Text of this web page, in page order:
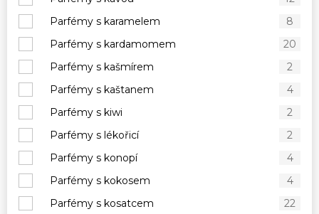
Parfémy s karamelem
8
Parfémy s kardamomem
20
Parfémy s kašmírem
2
Parfémy s kaštanem
4
Parfémy s kiwi
2
Parfémy s lékořicí
2
Parfémy s konopí
4
Parfémy s kokosem
4
Parfémy s kosatcem
22